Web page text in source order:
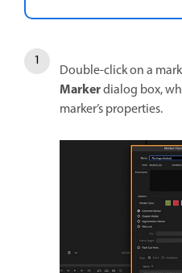
Double-click on a
Markerdialog box,
marker’s properties.